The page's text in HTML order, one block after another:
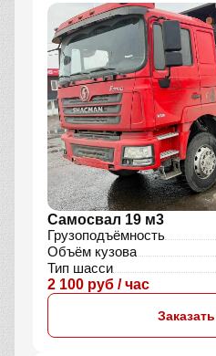
Самосвал 19 м3
Грузоподъёмность
Объём кузова
Тип шасси
2 100 руб / час
Заказать